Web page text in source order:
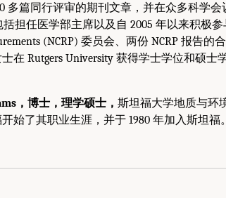
多篇同行评审的期刊文章，并在众多科学会
括担任医学部主席以及自 2005 年以来积极
(NCRP) 委员会、两份 NCRP 报告的
在 Rutgers University 获得学士学位和硕
，博士，理学硕士， 斯坦福大学地质与环
始了其职业生涯，并于 1980 年加入斯坦